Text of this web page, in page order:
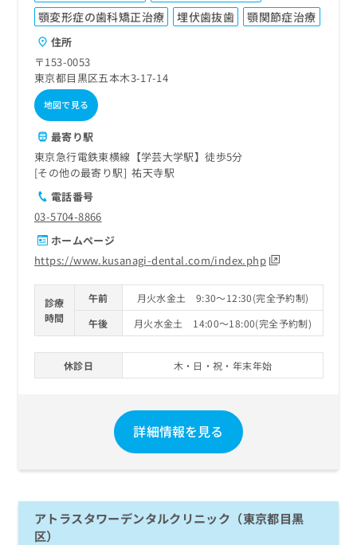
顎変形症の歯科矯正治療
埋伏歯抜歯 顎関節症治療
住所
〒153-0053
東京都目黒区五本木3-17-14
地図で見る
最寄り駅
東京急行電鉄東横線【学芸大学駅】徒歩5分
その他の最寄り駅
祐天寺駅
電話番号
03-5704-8866
ホームページ
https://www.kusanagi-dental.com/index.php
診療
時間
午前
月火水金土 9:30～12:30(完全予約制)
午後
月火水金土 14:00～18:00(完全予約制)
休診日 木・日・祝・年末年始
詳細情報を見る
アトラスタワーデンタルクリニック（東京都目黒
区）